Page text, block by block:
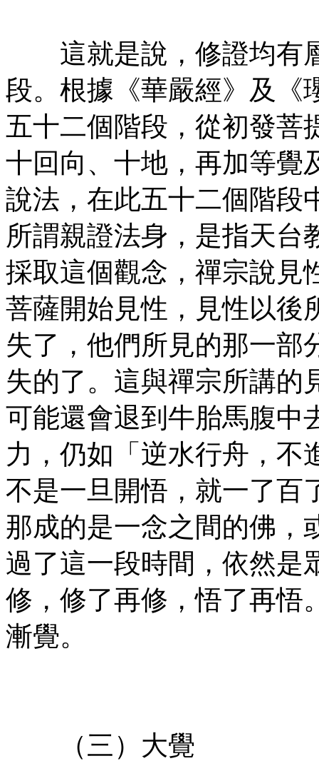
這就是說，修證均有
段。根據《華嚴經》及《
五十二個階段，從初發菩
十回向、十地，再加等覺
說法，在此五十二個階段
所謂親證法身，是指天台
採取這個觀念，禪宗說見
菩薩開始見性，見性以後
失了，他們所見的那一部
失的了。這與禪宗所講的
可能還會退到牛胎馬腹中
力，仍如「逆水行舟，不
不是一旦開悟，就一了百
那成的是一念之間的佛，
過了這一段時間，依然是
修，修了再修，悟了再悟
漸覺。
（三）大覺